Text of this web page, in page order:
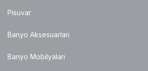
Pisuvar
Banyo Aksesuarları
Banyo Mobilyaları